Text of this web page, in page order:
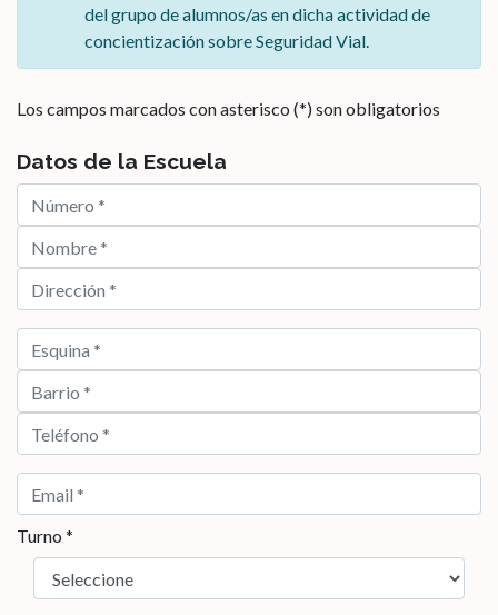
del grupo de alumnos/as en dicha actividad de
concientización sobre Seguridad Vial.
Los campos marcados con asterisco (*) son obligatorios
Datos de la Escuela
Turno *